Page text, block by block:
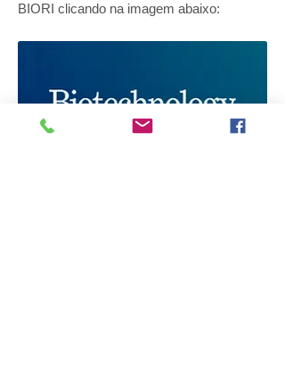
BIORI clicando na imagem abaixo: